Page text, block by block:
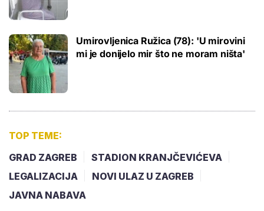
Umirovljenica Ružica (78): 'U mirovini
mi je donijelo mir što ne moram ništa'
TOP TEME:
GRAD ZAGREB
STADION KRANJČEVIĆEVA
LEGALIZACIJA
NOVI ULAZ U ZAGREB
JAVNA NABAVA